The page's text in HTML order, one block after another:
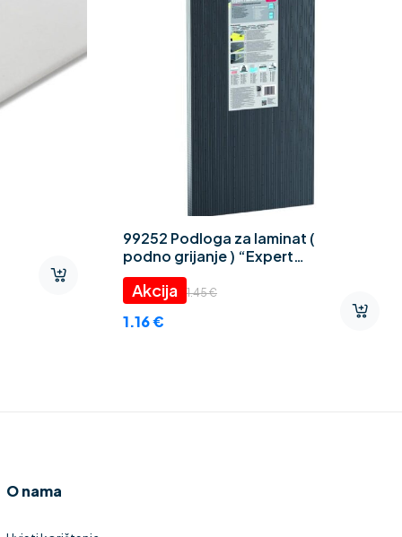
99252 Podloga za laminat (
podno grijanje ) “Expert
Thermo CEZAR” 2 mm
1.45€
1.16€
O nama